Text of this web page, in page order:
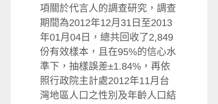
項關於代言人的調查研究，調查
期間為2012年12月31日至2013
年01月04日，總共回收了2,849
份有效樣本，且在95%的信心水
準下，抽樣誤差±1.84%，再依
照行政院主計處2012年11月台
灣地區人口之性別及年齡人口結